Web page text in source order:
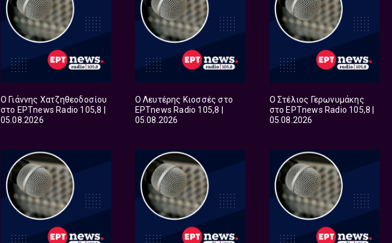
Ο Γιάννης Χατζηθεοδοσίου
στο ΕΡΤnews Radio 105,8 |
05.08.2026
Ο Λευτέρης Κιοσσές στο
ΕΡΤnews Radio 105,8 |
05.08.2026
Ο Στέλιος Γερωνυμάκης
στο ΕΡΤnews Radio 105,8 |
05.08.2026